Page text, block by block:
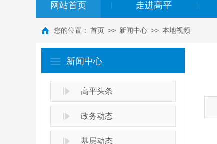
网站首页 走进高平
您的位置： 首页 >> 新闻中心 >> 本地视频
新闻中心
高平头条
政务动态
基层动态